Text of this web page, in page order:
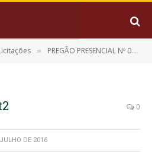
» PREGÃO PRESENCIAL Nº 032/2015-CPL/PMM
0
DE 2016